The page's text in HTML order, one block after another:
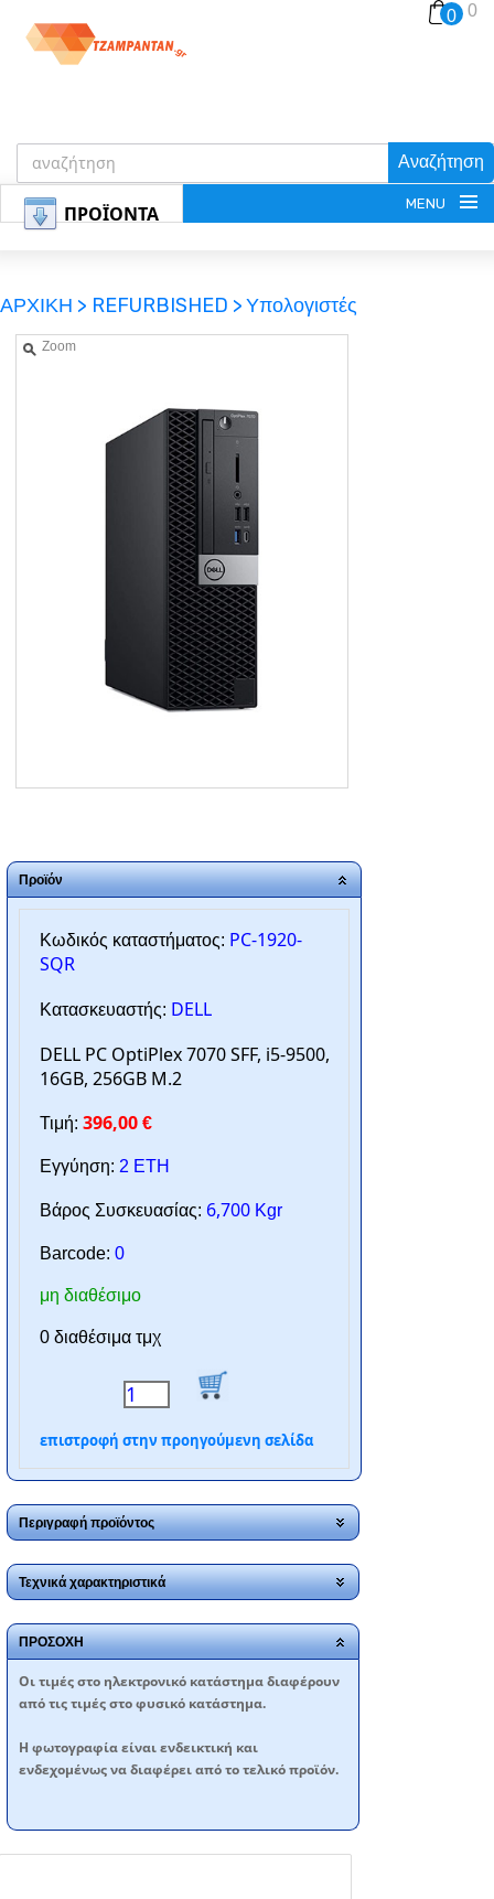
Αναζήτηση
0 0
ΠΡΟΪΟΝΤΑ MENU
ΑΡΧΙΚΗ > REFURBISHED >Υπολογιστές
Zoom
Προϊόν
Κωδικός καταστήματος: PC-1920-
SQR
Κατασκευαστής: DELL
DELL PC OptiPlex 7070 SFF, i5-9500,
16GB, 256GB M.2
Τιμή: 396,00 €
Εγγύηση: 2 ΕΤΗ
Βάρος Συσκευασίας: 6,700 Kgr
Barcode: 0
μη διαθέσιμο
0 διαθέσιμα τμχ
επιστροφή στην προηγούμενη σελίδα
Περιγραφή προϊόντος
Τεχνικά χαρακτηριστικά
ΠΡΟΣΟΧΗ
Oι τιμές στο ηλεκτρονικό κατάστημα διαφέρουν
από τις τιμές στο φυσικό κατάστημα.
Η φωτογραφία είναι ενδεικτική και
ενδεχομένως να διαφέρει από το τελικό προϊόν.